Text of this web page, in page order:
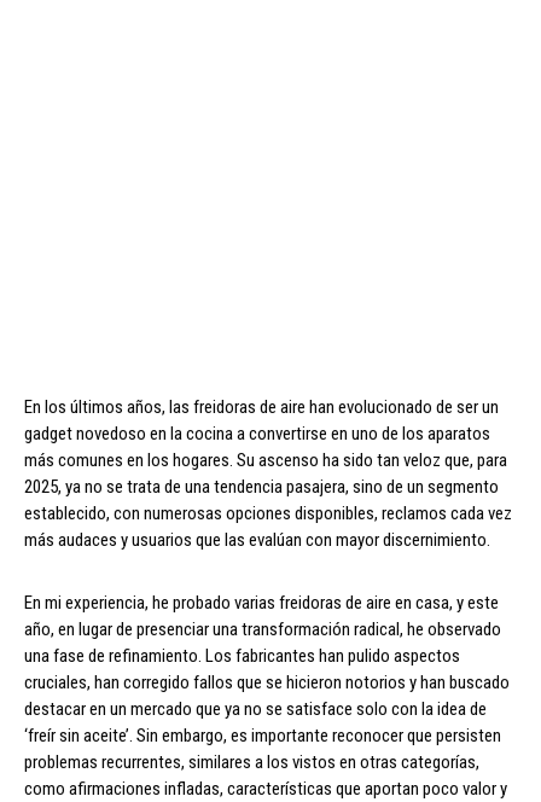
En los últimos años, las freidoras de aire han evolucionado de ser un
gadget novedoso en la cocina a convertirse en uno de los aparatos
más comunes en los hogares. Su ascenso ha sido tan veloz que, para
2025, ya no se trata de una tendencia pasajera, sino de un segmento
establecido, con numerosas opciones disponibles, reclamos cada vez
más audaces y usuarios que las evalúan con mayor discernimiento.
En mi experiencia, he probado varias freidoras de aire en casa, y este
año, en lugar de presenciar una transformación radical, he observado
una fase de refinamiento. Los fabricantes han pulido aspectos
cruciales, han corregido fallos que se hicieron notorios y han buscado
destacar en un mercado que ya no se satisface solo con la idea de
‘freír sin aceite’. Sin embargo, es importante reconocer que persisten
problemas recurrentes, similares a los vistos en otras categorías,
como afirmaciones infladas, características que aportan poco valor y